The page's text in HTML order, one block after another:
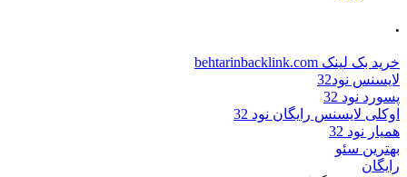
.
خرید بک لینک behtarinbacklink.com
لایسنس نود32
پسورد نود 32
اوکلی لایسنس رایگان نود 32
همیار نود 32
بهترین سئو
رایگان